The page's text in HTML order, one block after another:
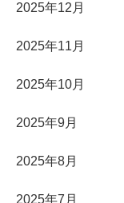
2025年12月
2025年11月
2025年10月
2025年9月
2025年8月
2025年7月